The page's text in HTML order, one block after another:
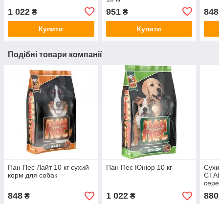
1 022 ₴
Купити
951₴
Купити
848
Подібні товари компанії
Пан Пес Лайт 10 кг сухий
корм для собак
848 ₴
Пан Пес Юніор 10 кг
1 022₴ 880